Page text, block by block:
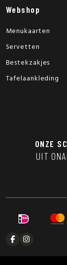
Webshop
Menukaarten
Servetten
Bestekzakjes
Tafelaankleding
ONZE
UIT